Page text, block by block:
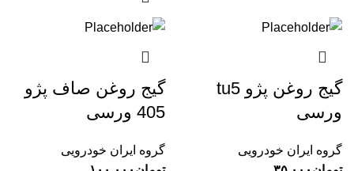
گیج روغن پژو tu5
ورسی
گروه ایران خودرویی
گیج روغن صاف پژو
405 ورسی
گروه ایران خودرویی